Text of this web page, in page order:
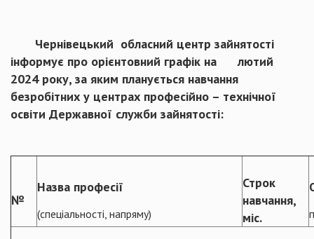
Чернівецький обласний центр зайнятості
інформує про орієнтовний графік налютий
2024 року, за яким планується навчання
безробітних у центрах професійно – технічної
освіти Державної служби зайнятості:
№
Назва професії
(спеціальності, напряму)
Строк
навчання,
міс.